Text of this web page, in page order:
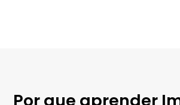
Por que aprender